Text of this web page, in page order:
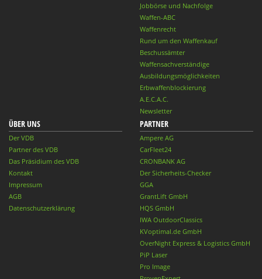
Jobbörse und Nachfolge
Waffen-ABC
Waffenrecht
Rund um den Waffenkauf
Beschussämter
Waffensachverständige
Ausbildungsmöglichkeiten
Erbwaffenblockierung
A.E.C.A.C.
Newsletter
ÜBER UNS
Der VDB
Partner des VDB
Das Präsidium des VDB
Kontakt
Impressum
AGB
Datenschutzerklärung
PARTNER
Ampere AG
CarFleet24
CRONBANK AG
Der Sicherheits-Checker
GGA
GrantLift GmbH
HQS GmbH
IWA OutdoorClassics
KVoptimal.de GmbH
OverNight Express & Logistics GmbH
PiP Laser
Pro Image